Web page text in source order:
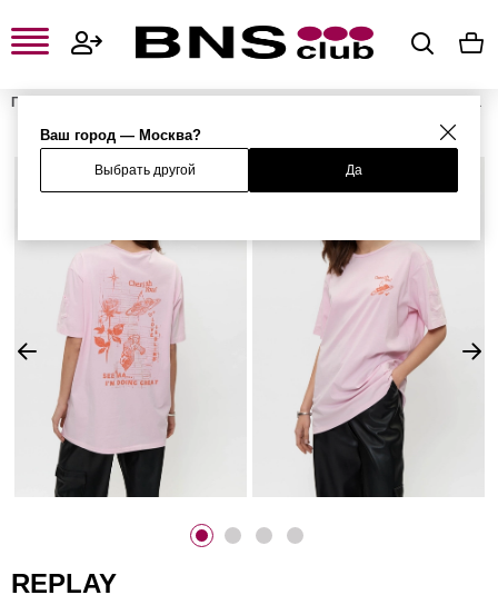
Ваш город — Москва?
Выбрать другой Да
Главная
Женская одежда
%
REPLAY